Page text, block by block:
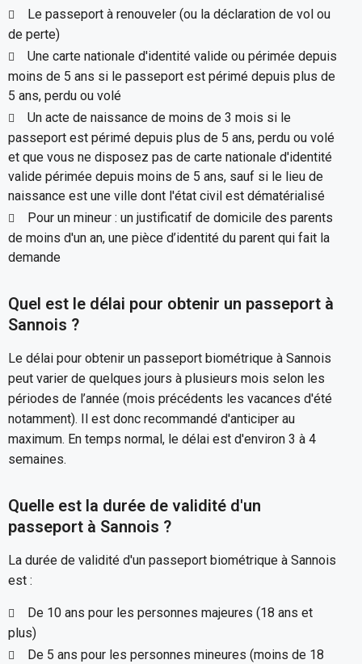
Le passeport à renouveler (ou la déclaration de vol ou
de perte)
Une carte nationale d'identité valide ou périmée depuis
moins de 5 ans si le passeport est périmé depuis plus de
5 ans, perdu ou volé
Un acte de naissance de moins de 3 mois si le
passeport est périmé depuis plus de 5 ans, perdu ou volé
et que vous ne disposez pas de carte nationale d'identité
valide périmée depuis moins de 5 ans, sauf si le lieu de
naissance est une ville dont l'état civil est dématérialisé
Pour un mineur : un justificatif de domicile des parents
de moins d'un an, une pièce d’identité du parent qui fait la
demande
Quel est le délai pour obtenir un passeport à
Sannois ?
Le délai pour obtenir un passeport biométrique à Sannois
peut varier de quelques jours à plusieurs mois selon les
périodes de l’année (mois précédents les vacances d'été
notamment). Il est donc recommandé d'anticiper au
maximum. En temps normal, le délai est d'environ 3 à 4
semaines.
Quelle est la durée de validité d'un
passeport à Sannois ?
La durée de validité d'un passeport biométrique à Sannois
est :
De 10 ans pour les personnes majeures (18 ans et
plus)
De 5 ans pour les personnes mineures (moins de 18